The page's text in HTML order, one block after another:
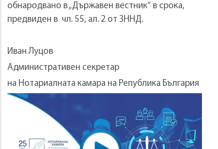
обнародвано в „Държавен вестник“ в срока,
предвиден в чл. 55, ал. 2 от ЗННД.
Иван Луцов
Административен секретар
на Нотариалната камара на Република България